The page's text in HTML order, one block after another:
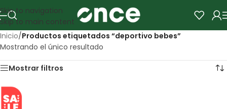
Skip to navigation
Skip to main content
Inicio/Productos etiquetados “deportivo bebes”
Mostrando el único resultado
Mostrar filtros